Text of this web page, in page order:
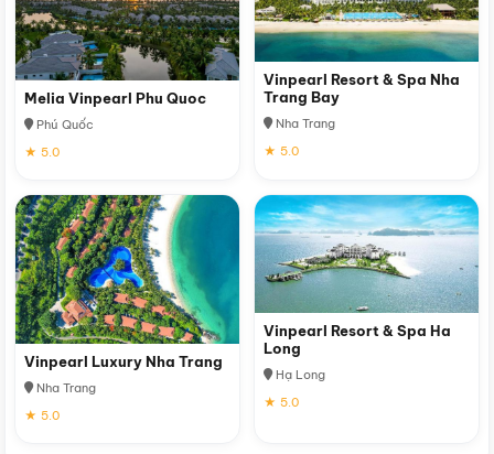
Melia Vinpearl Phu Quoc
Phú Quốc
★ 5.0
Vinpearl Resort & Spa Nha
Trang Bay
Nha Trang
★ 5.0
Vinpearl Luxury Nha Trang
Nha Trang
★ 5.0
Vinpearl Resort & Spa Ha
Long
Hạ Long
★ 5.0